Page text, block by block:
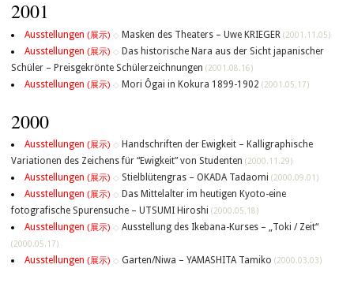
2001
Ausstellungen (展示) ◇ Masken des Theaters – Uwe KRIEGER (2001.11.05)
Ausstellungen (展示) ◇ Das historische Nara aus der Sicht japanischer
Schüler – Preisgekrönte Schülerzeichnungen (2001.08.16)
Ausstellungen (展示) ◇ Mori Ôgai in Kokura 1899-1902 (2001.05.17)
2000
Ausstellungen (展示) ◇ Handschriften der Ewigkeit – Kalligraphische
Variationen des Zeichens für “Ewigkeit” von Studenten (2000.11.29)
Ausstellungen (展示) ◇ Stielblütengras – OKADA Tadaomi (2000.09.01)
Ausstellungen (展示) ◇ Das Mittelalter im heutigen Kyoto-eine
fotografische Spurensuche – UTSUMI Hiroshi (2000.05.18)
Ausstellungen (展示) ◇ Ausstellung des Ikebana-Kurses – „Toki / Zeit“
(2000.05.17)
Ausstellungen (展示) ◇ Garten/Niwa – YAMASHITA Tamiko (2000.03.03)